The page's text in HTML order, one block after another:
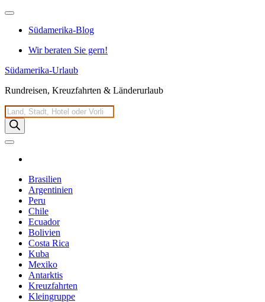
Zum
springenSüdamerika-Blog
Wir beraten Sie gern!
Südamerika-Urlaub
Rundreisen, Kreuzfahrten & Länderurlaub
Products
search
Brasilien
Argentinien
Peru
Chile
Ecuador
Bolivien
Costa Rica
Kuba
Mexiko
Antarktis
Kreuzfahrten
Kleingruppe